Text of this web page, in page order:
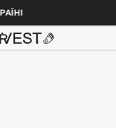
В УКРАЇНІ